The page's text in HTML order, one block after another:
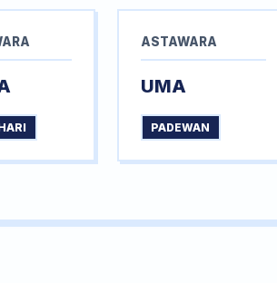
ASTAWARA
UMA
PADEWAN